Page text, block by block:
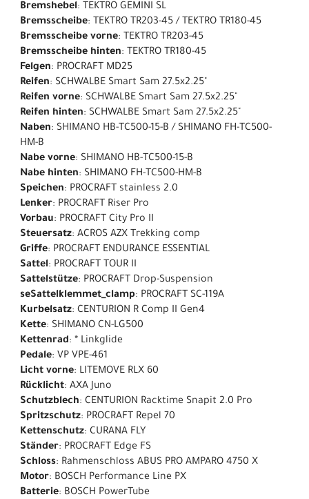
Bremshebel: TEKTRO GEMINI SL
Bremsscheibe: TEKTRO TR203-45 / TEKTRO TR180-45
Bremsscheibe vorne: TEKTRO TR203-45
Bremsscheibe hinten: TEKTRO TR180-45
Felgen: PROCRAFT MD25
Reifen: SCHWALBE Smart Sam 27.5x2.25"
Reifen vorne: SCHWALBE Smart Sam 27.5x2.25"
Reifen hinten: SCHWALBE Smart Sam 27.5x2.25"
Naben: SHIMANO HB-TC500-15-B / SHIMANO FH-TC500-
HM-B
Nabe vorne: SHIMANO HB-TC500-15-B
Nabe hinten: SHIMANO FH-TC500-HM-B
Speichen: PROCRAFT stainless 2.0
Lenker: PROCRAFT Riser Pro
Vorbau: PROCRAFT City Pro II
Steuersatz: ACROS AZX Trekking comp
Griffe: PROCRAFT ENDURANCE ESSENTIAL
Sattel: PROCRAFT TOUR II
Sattelstütze: PROCRAFT Drop-Suspension
seSattelklemmet_clamp: PROCRAFT SC-119A
Kurbelsatz: CENTURION R Comp II Gen4
Kette: SHIMANO CN-LG500
Kettenrad: * Linkglide
Pedale: VP VPE-461
Licht vorne: LITEMOVE RLX 60
Rücklicht: AXA Juno
Schutzblech: CENTURION Racktime Snapit 2.0 Pro
Spritzschutz: PROCRAFT Repel 70
Kettenschutz: CURANA FLY
Ständer: PROCRAFT Edge FS
Schloss: Rahmenschloss ABUS PRO AMPARO 4750 X
Motor: BOSCH Performance Line PX
Batterie: BOSCH PowerTube